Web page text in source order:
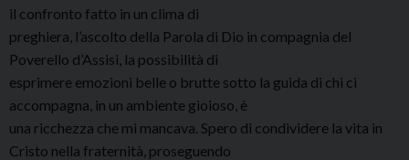
il confronto fatto in un clima di
preghiera, l’ascolto della Parola di Dio in compagnia del
Poverello d’Assisi, la possibilità di
esprimere emozioni belle o brutte sotto la guida di chi ci
accompagna, in un ambiente gioioso, è
una ricchezza che mi mancava. Spero di condividere la vita in
Cristo nella fraternità, proseguendo